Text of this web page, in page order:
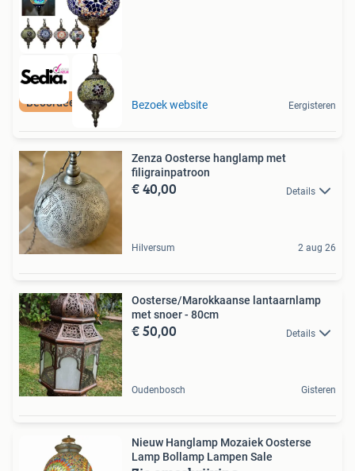
Beoordeeld met 9+ Bezoek website Eergisteren
Zenza Oosterse hanglamp met
filigrainpatroon
€ 40,00 Details
Hilversum 2 aug 26
Oosterse/Marokkaanse lantaarnlamp
met snoer - 80cm
€ 50,00 Details
Oudenbosch Gisteren
Nieuw Hanglamp Mozaiek Oosterse
Lamp Bollamp Lampen Sale